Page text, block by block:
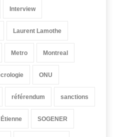
Interview
Laurent Lamothe
Metro Montreal
ONU
référendum sanctions
SOGENER